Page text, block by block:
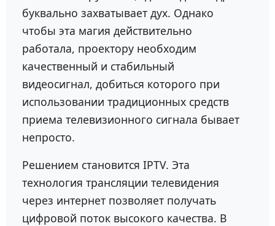
буквально захватывает дух. Однако
чтобы эта магия действительно
работала, проектору необходим
качественный и стабильный
видеосигнал, добиться которого при
использовании традиционных средств
приема телевизионного сигнала бывает
непросто.
Решением становится IPTV. Эта
технология трансляции телевидения
через интернет позволяет получать
цифровой поток высокого качества. В